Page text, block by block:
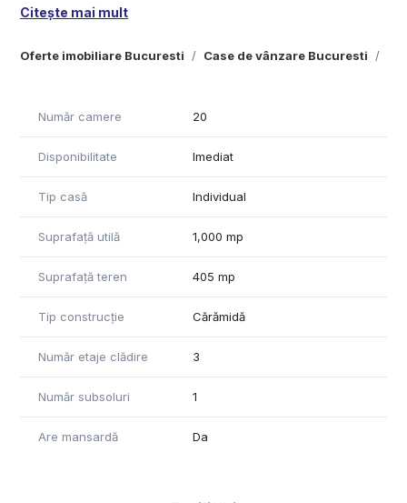
Oferte imobiliare Bucuresti Case de vânzare Bucuresti
P + 3 etaje, fiind complet consolidata pentru destinatie
• amprenta la sol: 233 mp
• regim de inaltime: Demisol + Parter + Etaj 1 + Etaj 2 + Etaj 3
Cladirea a fost gandita si consolidata pentru activitati
medicale, insa recent a fost realizata si o simulare pentru
hotel boutique, rezultand posibilitatea amenajarii a 20 de
camere, fiecare cu baie proprie.
Avantaje
• consolidata complet
• versatilitate ridicata (clinica, hotel, birouri, investitie)
Citește mai mult
Număr camere 20
Disponibilitate Imediat
Tip casă Individual
Suprafață utilă 1,000 mp
Suprafață teren 405 mp
Tip construcție Cărămidă
Număr etaje clădire 3
Număr subsoluri 1
Are mansardă Da